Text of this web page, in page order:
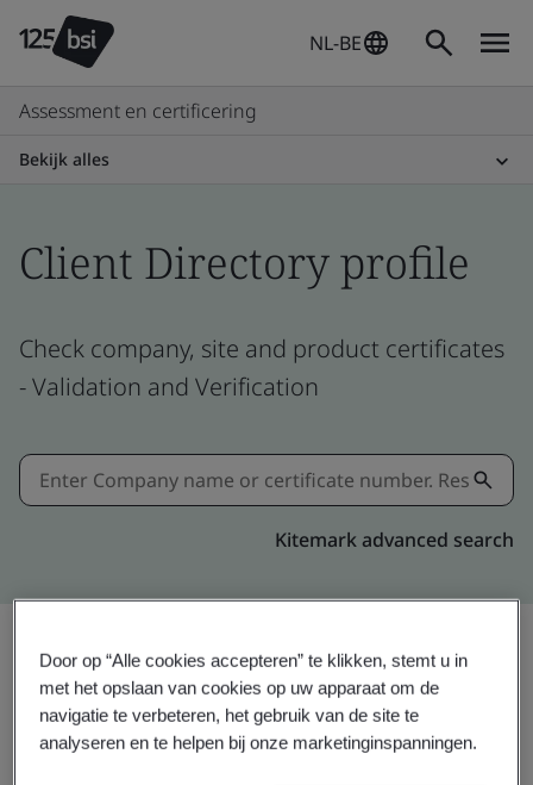
NL-BE
Assessment en certificering
Bekijk alles
Client Directory profile
Check company, site and product certificates
- Validation and Verification
Kitemark advanced search
Delen: Upgraden
Door op “Alle cookies accepteren” te klikken, stemt u in
met het opslaan van cookies op uw apparaat om de
navigatie te verbeteren, het gebruik van de site te
analyseren en te helpen bij onze marketinginspanningen.